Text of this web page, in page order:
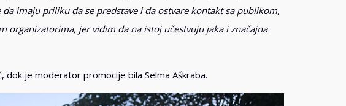
imaju priliku da se predstave i da ostvare kontakt sa publikom,
organizatorima, jer vidim da na istoj učestvuju jaka i značajna
dok je moderator promocije bila Selma Aškraba.